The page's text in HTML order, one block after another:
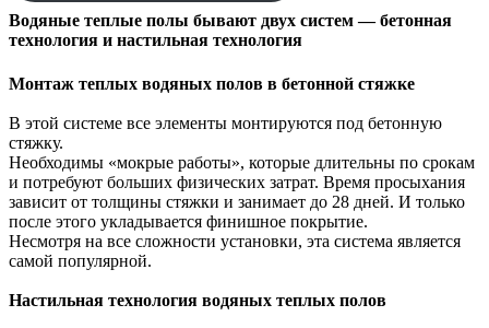
Водяные теплые полы бывают двух систем — бетонная
технология и настильная технология
Монтаж теплых водяных полов в бетонной стяжке
В этой системе все элементы монтируются под бетонную
стяжку.
Необходимы «мокрые работы», которые длительны по срокам
и потребуют больших физических затрат. Время просыхания
зависит от толщины стяжки и занимает до 28 дней. И только
после этого укладывается финишное покрытие.
Несмотря на все сложности установки, эта система является
самой популярной.
Настильная технология водяных теплых полов